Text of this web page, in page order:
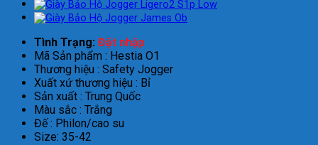
Tình Trạng: Đặt nhập
Mã Sản phẩm : Hestia O1
Thương hiệu : Safety Jogger
Xuất xứ thương hiệu : Bỉ
Sản xuất : Trung Quốc
Màu sắc : Trắng
Đế : Philon/cao su
Size: 35-42